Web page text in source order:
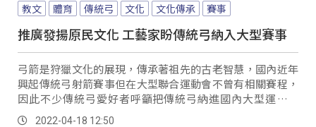
教文 體育 傳統弓 文化 文化傳承 賽事
推廣發揚原民文化 工藝家盼傳統弓納入大型賽事
弓箭是狩獵文化的展現，傳承著祖先的古老智慧，國內近年
興起傳統弓射箭賽事但在大型聯合運動會不曾有相關賽程，
因此不少傳統弓愛好者呼籲把傳統弓納進國內大型運動賽
會，大大推動傳承傳統弓箭活動。
2022-04-18 12:50